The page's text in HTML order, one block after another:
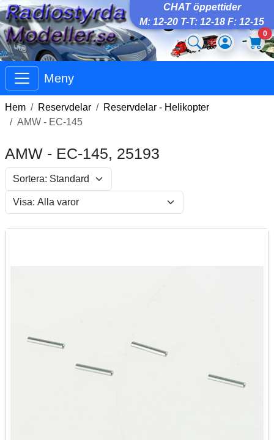
CHAT öppettider
M: 12-20 T-T: 12-18 F: 12-15
0
Meny
Hem Reservdelar
Reservdelar - Helikopter
AMW - EC-145
AMW - EC-145, 25193